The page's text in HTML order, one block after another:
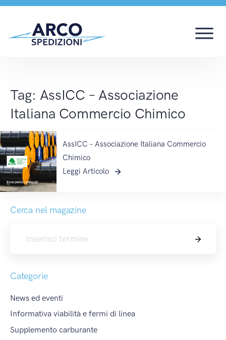
AssICC –
Tag: AssICC – Associazione
Italiana Commercio Chimico
AssICC – Associazione Italiana Commercio
Chimico
Leggi Articolo
Cerca nel magazine
Cerca
Categorie
News ed eventi
Informativa viabilità e fermi di linea
Supplemento carburante